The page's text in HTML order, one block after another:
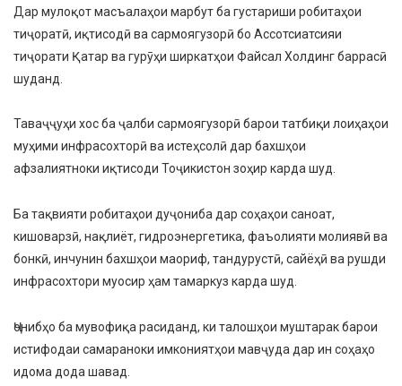
Дар мулоқот масъалаҳои марбут ба густариши робитаҳои
тиҷоратӣ, иқтисодӣ ва сармоягузорӣ бо Ассотсиатсияи
тиҷорати Қатар ва гурӯҳи ширкатҳои Файсал Холдинг баррасӣ
шуданд.
Таваҷҷуҳи хос ба ҷалби сармоягузорӣ барои татбиқи лоиҳаҳои
муҳими инфрасохторӣ ва истеҳсолӣ дар бахшҳои
афзалиятноки иқтисоди Тоҷикистон зоҳир карда шуд.
Ба тақвияти робитаҳои дуҷониба дар соҳаҳои саноат,
кишоварзӣ, нақлиёт, гидроэнергетика, фаъолияти молиявӣ ва
бонкӣ, инчунин бахшҳои маориф, тандурустӣ, сайёҳӣ ва рушди
инфрасохтори муосир ҳам тамаркуз карда шуд.
Ҷонибҳо ба мувофиқа расиданд, ки талошҳои муштарак барои
истифодаи самараноки имкониятҳои мавҷуда дар ин соҳаҳо
идома дода шавад.